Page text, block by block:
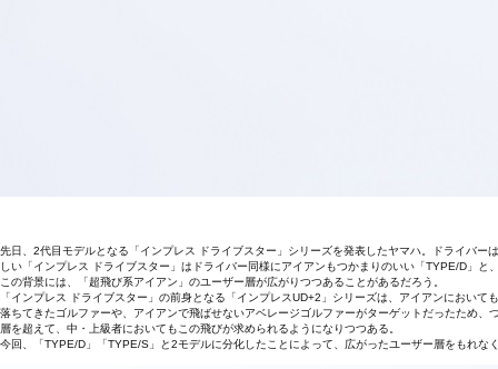
先日、2代目モデルとなる「インプレス ドライブスター」シリーズを発表したヤマハ。ドライバ
しい「インプレス ドライブスター」はドライバー同様にアイアンもつかまりのいい「TYPE/D」
この背景には、「超飛び系アイアン」のユーザー層が広がりつつあることがあるだろう。
「インプレス ドライブスター」の前身となる「インプレスUD+2」シリーズは、アイアンにおい
落ちてきたゴルファーや、アイアンで飛ばせないアベレージゴルファーがターゲットだったため
層を超えて、中・上級者においてもこの飛びが求められるようになりつつある。
今回、「TYPE/D」「TYPE/S」と2モデルに分化したことによって、広がったユーザー層をもれな